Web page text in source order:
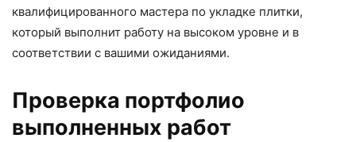
квалифицированного мастера по укладке плитки,
который выполнит работу на высоком уровне и в
соответствии с вашими ожиданиями.
Проверка портфолио
выполненных работ